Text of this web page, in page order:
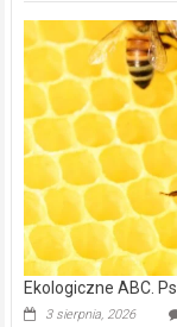
Ekologiczne ABC.
3 sierpnia, 2026